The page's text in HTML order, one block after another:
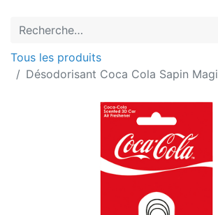
Tous les produits
Désodorisant Coca Cola Sapin